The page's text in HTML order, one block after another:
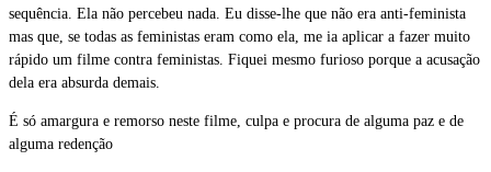
sequência. Ela não percebeu nada. Eu disse-lhe que não era anti-feminista
mas que, se todas as feministas eram como ela, me ia aplicar a fazer muito
rápido um filme contra feministas. Fiquei mesmo furioso porque a acusação
dela era absurda demais.
É só amargura e remorso neste filme, culpa e procura de alguma paz e de
alguma redenção